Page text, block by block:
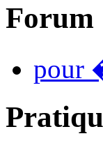
Forum
pour